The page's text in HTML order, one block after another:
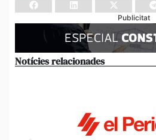
Publicitat
Notícies relacionades